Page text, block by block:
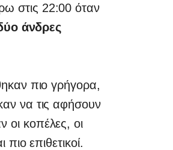
στις 22:00 όταν
άνδρες
πιο γρήγορα,
να τις αφήσουν
κοπέλες, οι
επιθετικοί.